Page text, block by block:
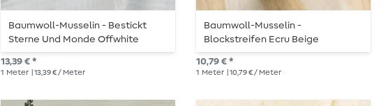
Baumwoll-Musselin - Bestickt
Sterne Und Monde Offwhite
13,39 € *
1 Meter | 13,39 € / Meter
Baumwoll-Musselin -
Blockstreifen Ecru Beige
10,79 € *
1 Meter | 10,79 € / Meter